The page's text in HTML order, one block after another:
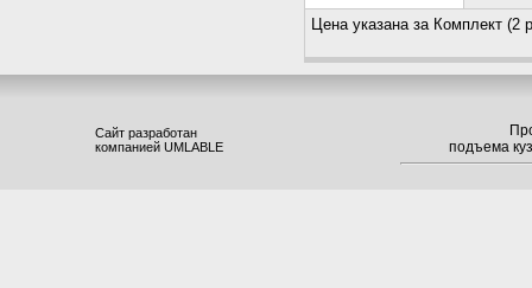
Цена указана за Комплект
Сайт разработан
компанией UMLABLE
подъема